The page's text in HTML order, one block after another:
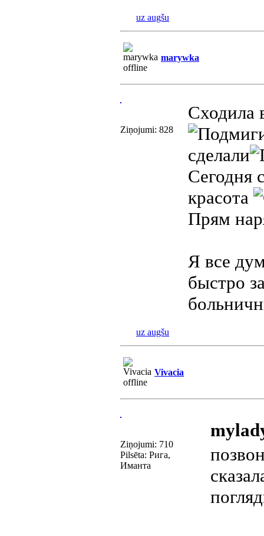
uz augšu
marywka
Ziņojumi: 828
Сходила
сделали
Сегодня
красота
Прям
Я все
быстро
uz augšu
Vivacia
Ziņojumi: 710
Pilsēta: Рига,
Иманта